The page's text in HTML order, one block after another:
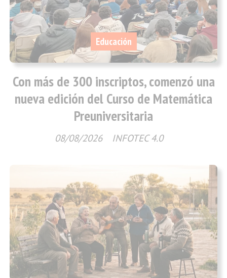
Con más de 300 inscriptos, comenzó una
nueva edición del Curso de Matemática
Preuniversitaria
INFOTEC 4.0
Educación
08/08/2026